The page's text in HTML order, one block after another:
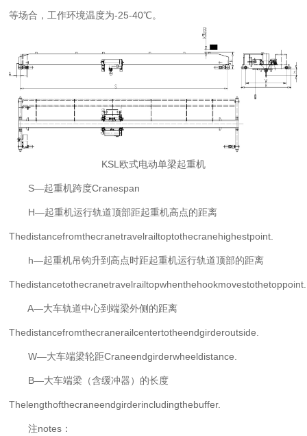
新闻资讯
informingifthedatechanged. 5、具体事宜或特殊请求请与我公司
协商。 Pleasecontactusformoredetailsandspecialrequirements.
等场合，工作环境温度为-25-40℃。
KSL欧式电动单梁起重机
S—起重机跨度Cranespan
H—起重机运行轨道顶部距起重机高点的距离
Thedistancefromthecranetravelrailtoptothecranehighestpoint.
h—起重机吊钩升到高点时距起重机运行轨道顶部的距离
Thedistancetothecranetravelrailtopwhenthehookmovestothetoppoint.
A—大车轨道中心到端梁外侧的距离
Thedistancefromthecranerailcentertotheendgirderoutside.
W—大车端梁轮距Craneendgirderwheeldistance.
B—大车端梁（含缓冲器）的长度
Thelengthofthecraneendgirderincludingthebuffer.
注notes：